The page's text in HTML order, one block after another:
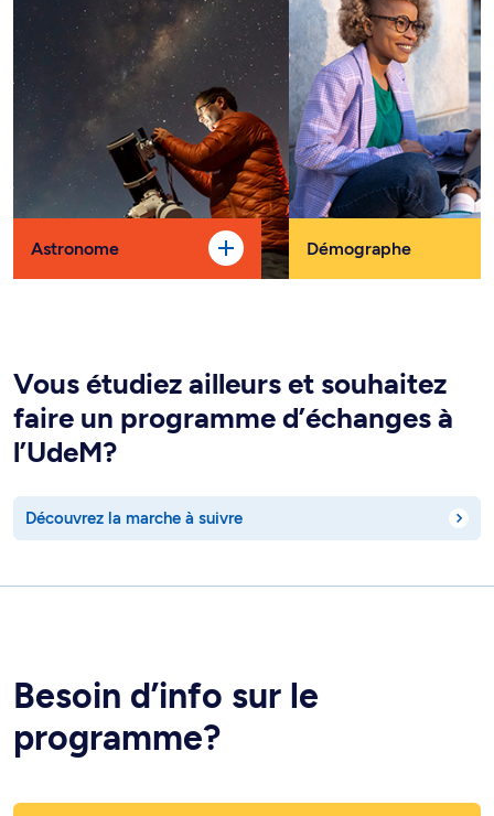
Astronome Démographe
Vous étudiez ailleurs et souhaitez
faire un programme d’échanges à
l’UdeM?
Découvrez la marche à suivre
Besoin d’info sur le
programme?